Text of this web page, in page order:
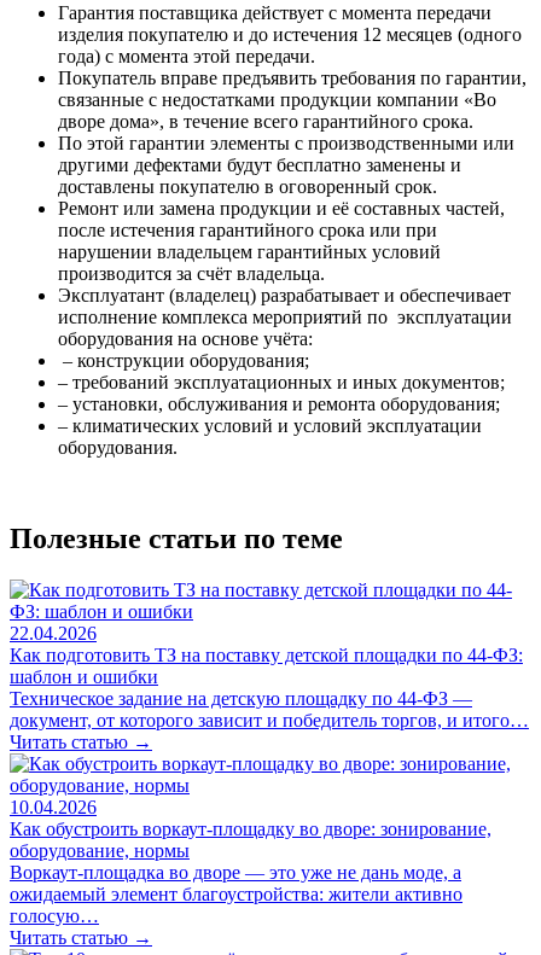
Гарантия поставщика действует с момента передачи
изделия покупателю и до истечения 12 месяцев (одного
года) с момента этой передачи.
Покупатель вправе предъявить требования по гарантии,
связанные с недостатками продукции компании «Во
дворе дома», в течение всего гарантийного срока.
По этой гарантии элементы с производственными или
другими дефектами будут бесплатно заменены и
доставлены покупателю в оговоренный срок.
Ремонт или замена продукции и её составных частей,
после истечения гарантийного срока или при
нарушении владельцем гарантийных условий
производится за счёт владельца.
Эксплуатант (владелец) разрабатывает и обеспечивает
исполнение комплекса мероприятий по эксплуатации
оборудования на основе учёта:
– конструкции оборудования;
– требований эксплуатационных и иных документов;
– установки, обслуживания и ремонта оборудования;
– климатических условий и условий эксплуатации
оборудования.
Полезные статьи по теме
22.04.2026
Как подготовить ТЗ на поставку детской площадки по 44-ФЗ:
шаблон и ошибки
Техническое задание на детскую площадку по 44-ФЗ —
документ, от которого зависит и победитель торгов, и итого…
Читать статью →
10.04.2026
Как обустроить воркаут-площадку во дворе: зонирование,
оборудование, нормы
Воркаут-площадка во дворе — это уже не дань моде, а
ожидаемый элемент благоустройства: жители активно
голосую…
Читать статью →